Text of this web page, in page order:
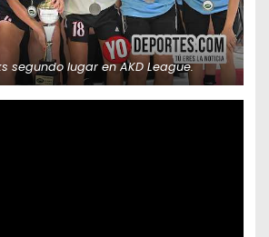
segundo lugar en AKD League.